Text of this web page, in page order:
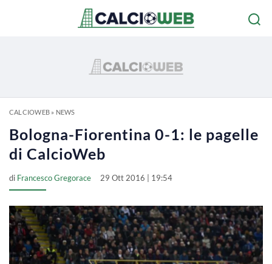
CALCIOWEB» NEWS
Bologna-Fiorentina 0-1: le pagelle
di CalcioWeb
di Francesco Gregorace 29 Ott 2016 | 19:54